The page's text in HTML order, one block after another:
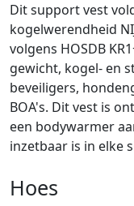
Dit support vest
kogelwerendheid
volgens HOSDB
gewicht, kogel- en
beveiligers,
BOA's. Dit vest is
een bodywarmer
inzetbaar is in elke
Hoes